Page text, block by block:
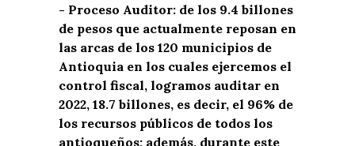
­- Proceso Auditor: de los 9.4 billones
de pesos que actualmente reposan en
las arcas de los 120 municipios de
Antioquia en los cuales ejercemos el
control fiscal, logramos auditar en
2022, 18.7 billones, es decir, el 96% de
los recursos públicos de todos los
antioqueños; además, durante este